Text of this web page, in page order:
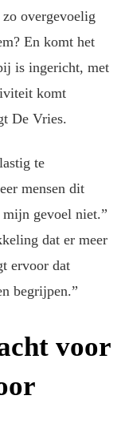
overgevoelig
En komt het
is ingericht, met
komt
De Vries.
te
mensen dit
gevoel niet.”
dat er meer
ervoor dat
begrijpen.”
voor